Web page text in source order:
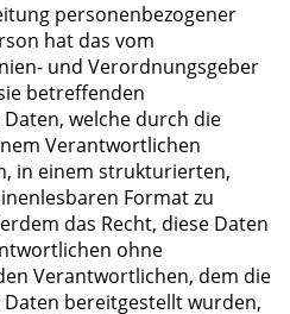
personenbezogener
hat das vom
und Verordnungsgeber
betreffenden
welche durch die
Verantwortlichen
in einem strukturierten,
Format zu
das Recht, diese Daten
ohne
Verantwortlichen, dem die
bereitgestellt wurden,